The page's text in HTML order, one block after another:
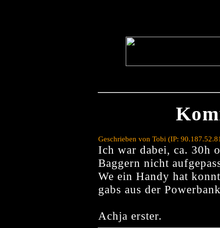
Geschrieben von Tobi (IP:
Ich war dabei, ca. 30h
Baggern nicht
We ein Handy hat
gabs aus der
Achja erster.